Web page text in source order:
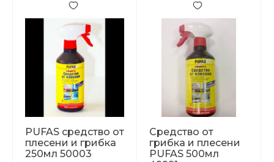
PUFAS cредство от
плесени и грибка
250мл 50003
Cредство от
грибка и плесени
PUFAS 500мл